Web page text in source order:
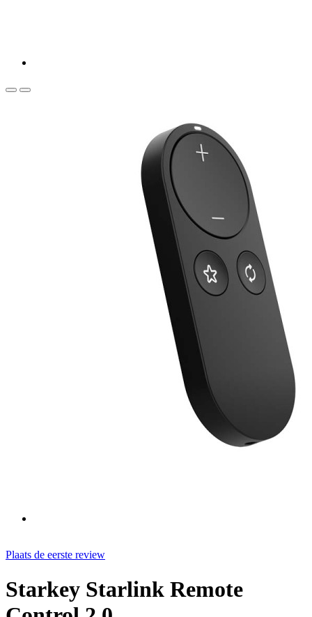
Plaats de eerste review
Starkey Starlink Remote